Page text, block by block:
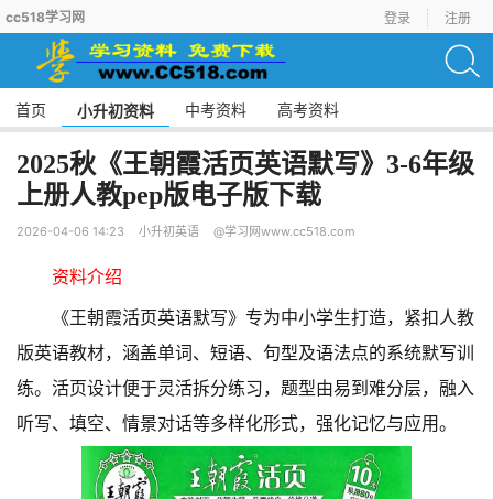
cc518学习网 登录 注册
首页 小升初资料 中考资料 高考资料
2025秋《王朝霞活页英语默写》3-6年级
上册人教pep版电子版下载
2026-04-06 14:23 小升初英语 @学习网www.cc518.com
资料介绍
《王朝霞活页英语默写》专为中小学生打造，紧扣人教
版英语教材，涵盖单词、短语、句型及语法点的系统默写训
练。活页设计便于灵活拆分练习，题型由易到难分层，融入
听写、填空、情景对话等多样化形式，强化记忆与应用。